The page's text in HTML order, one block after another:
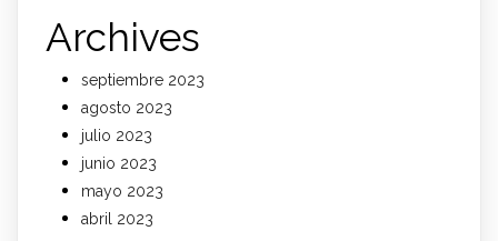
Archives
septiembre 2023
agosto 2023
julio 2023
junio 2023
mayo 2023
abril 2023